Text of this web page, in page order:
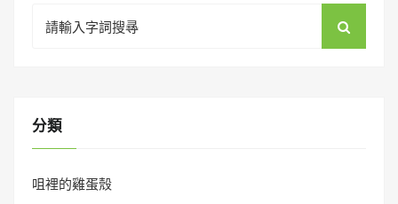
for:
分類
咀裡的雞蛋殼